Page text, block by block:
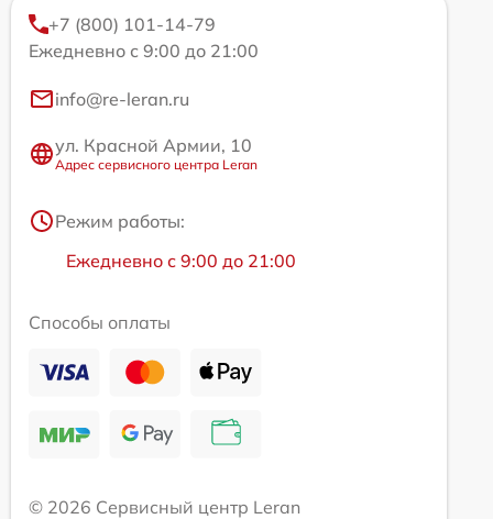
+7 (800) 101-14-79
Ежедневно с 9:00 до 21:00
info@re-leran.ru
ул. Красной Армии, 10
Адрес сервисного центра Leran
Режим работы:
Ежедневно с 9:00 до 21:00
Способы оплаты
© 2026 Сервисный центр Leran